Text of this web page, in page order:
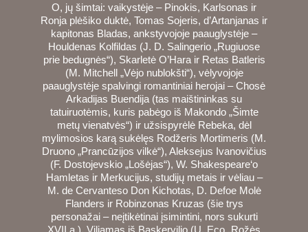
O, jų šimtai: vaikystėje – Pinokis, Karlsonas ir
Ronja plėšiko duktė, Tomas Sojeris, d’Artanjanas ir
kapitonas Bladas, ankstyvojoje paauglystėje –
Houldenas Kolfildas (J. D. Salingerio „Rugiuose
prie bedugnės“), Skarletė O’Hara ir Retas Batleris
(M. Mitchell „Vėjo nublokšti“), vėlyvojoje
paauglystėje spalvingi romantiniai herojai – Chosė
Arkadijas Buendija (tas maištininkas su
tatuiruotėmis, kuris pabėgo iš Makondo „Šimte
metų vienatvės“) ir užsispyrėlė Rebeka, dėl
mylimosios karą sukėlęs Rodžeris Mortimeris (M.
Druono „Prancūzijos vilkė“), Aleksejus Ivanovičius
(F. Dostojevskio „Lošėjas“), W. Shakespeare‘o
Hamletas ir Merkucijus, studijų metais ir vėliau –
M. de Cervanteso Don Kichotas, D. Defoe Molė
Flanders ir Robinzonas Kruzas (šie trys
personažai – neįtikėtinai įsimintini, nors sukurti
XVII a.), Viljamas iš Baskervilio (U. Eco „Rožės